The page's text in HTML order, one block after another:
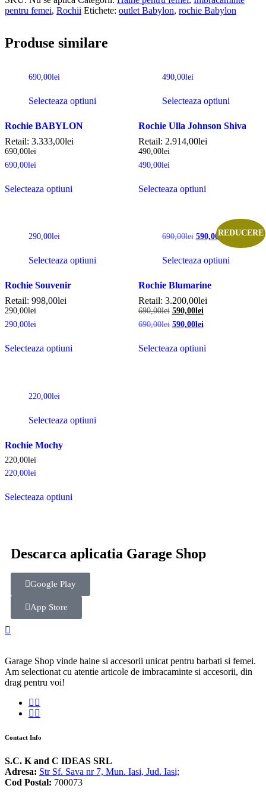
pentru femei, Rochii Etichete: outlet Babylon, rochie Babylon
Produse similare
690,00lei
Selecteaza optiuni
Rochie BABYLON
Retail: 3.333,00lei
690,00lei
690,00lei
Selecteaza optiuni
490,00lei
Selecteaza optiuni
Rochie Ulla Johnson Shiva
Retail: 2.914,00lei
490,00lei
490,00lei
Selecteaza optiuni
290,00lei
Selecteaza optiuni
Rochie Souvenir
Retail: 998,00lei
290,00lei
290,00lei
Selecteaza optiuni
REDUCERE
690,00lei 590,00lei
Selecteaza optiuni
Rochie Blumarine
Retail: 3.200,00lei
690,00lei 590,00lei
690,00lei 590,00lei
Selecteaza optiuni
220,00lei
Selecteaza optiuni
Rochie Mochy
220,00lei
220,00lei
Selecteaza optiuni
Descarca aplicatia Garage Shop
Google Play
App Store
Garage Shop vinde haine si accesorii unicat pentru barbati si femei.
Am selectionat cu atentie articole de imbracaminte si accesorii, din
drag pentru voi!
Contact Info
S.C. K and C IDEAS SRL
Adresa: Str Sf. Sava nr 7, Mun. Iasi, Jud. Iasi;
Cod Postal: 700073